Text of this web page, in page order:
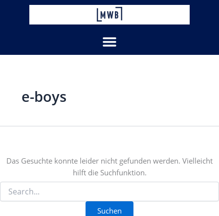
e-boys
Das Gesuchte konnte leider nicht gefunden werden. Vielleicht
hilft die Suchfunktion.